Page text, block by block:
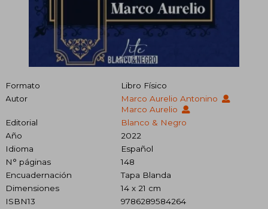
Formato
Libro Físico
Autor
Marco Aurelio Antonino
Marco Aurelio
Editorial
Blanco & Negro
Año
2022
Idioma
Español
N° páginas
148
Encuadernación
Tapa Blanda
Dimensiones
14 x 21 cm
ISBN13
9786289584264